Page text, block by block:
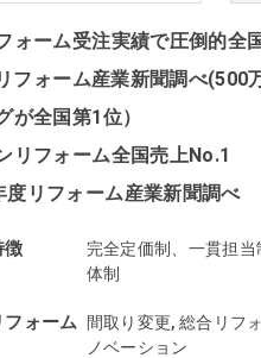
ォーム受注実績で圧倒的全
フォーム産業新聞調べ(500
が全国第1位）
リフォーム全国売上No.1
リフォーム産業新聞調べ
徴
完全定価制、一貫担
体制
ォーム
間取り変更, 総合リフ
ノベーション